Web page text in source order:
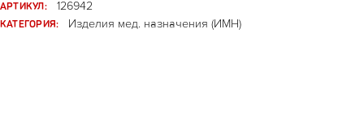
АРТИКУЛ:
126942
КАТЕГОРИЯ:
Изделия мед. назначения (ИМН)